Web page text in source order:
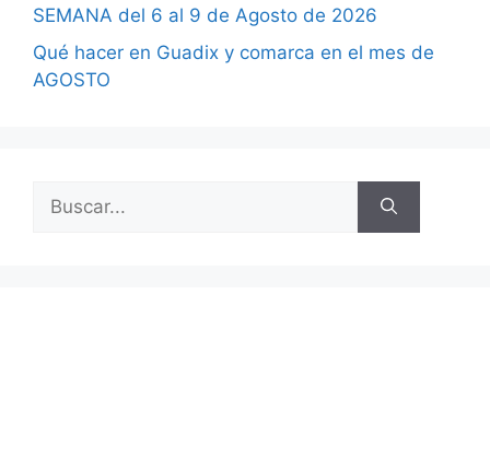
SEMANA del 6 al 9 de Agosto de 2026
Qué hacer en Guadix y comarca en el mes de
AGOSTO